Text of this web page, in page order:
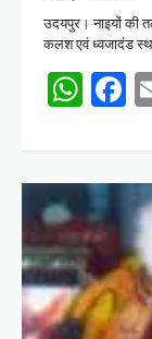
उदयपुर। नाइयों की
कलश एवं ध्वजादंड